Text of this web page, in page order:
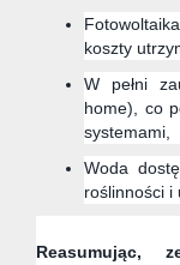
koszty
W pełni
home), co
systemami,
Woda
roślinności i